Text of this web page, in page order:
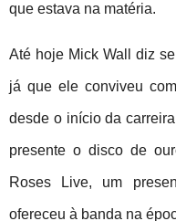
que estava na matéria.
Até hoje Mick Wall diz
já que ele conviveu
desde o início da
presente o disco de
Roses Live, um
ofereceu à banda na